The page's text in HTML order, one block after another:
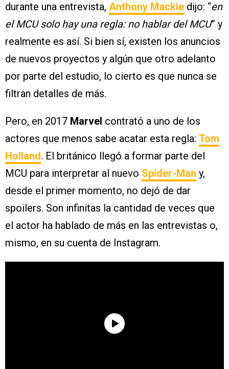
durante una entrevista, Anthony Mackie dijo: “en
el MCU solo hay una regla: no hablar del MCU” y
realmente es así. Si bien sí, existen los anuncios
de nuevos proyectos y algún que otro adelanto
por parte del estudio, lo cierto es que nunca se
filtran detalles de más.
Pero, en 2017 Marvel contrató a uno de los
actores que menos sabe acatar esta regla: Tom
Holland. El británico llegó a formar parte del
MCU para interpretar al nuevo Spider-Man y,
desde el primer momento, no dejó de dar
spoilers. Son infinitas la cantidad de veces que
el actor ha hablado de más en las entrevistas o,
mismo, en su cuenta de Instagram.